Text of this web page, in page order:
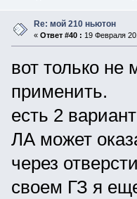
Re: мой 210 ньютон
« Ответ #40 : 19 Февраля
вот только не
применить.
есть 2
ЛА может
через
своем ГЗ я